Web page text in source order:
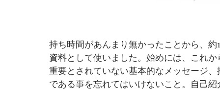
持ち時間があんまり無かったことから、
資料として使いました。始めには、これ
重要とされていない基本的なメッセージ
である事を忘れてはいけないこと。自己